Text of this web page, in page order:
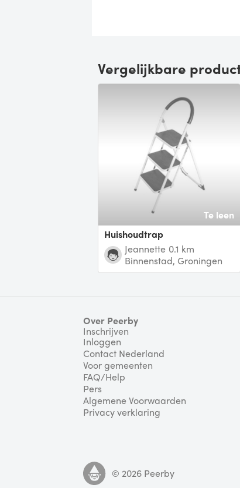
Vergelijkbare
Te leen
Huishoudtrap
Jeannette 0.1 km
Binnenstad, Groningen
Over Peerby
Inschrijven
Inloggen
Contact Nederland
Voor gemeenten
FAQ/Help
Pers
Algemene Voorwaarden
Privacy verklaring
© 2026 Peerby